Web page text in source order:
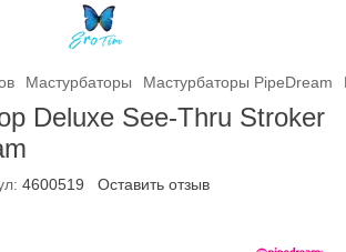
Мастурбаторы Мастурбаторы PipeDream
Deluxe See-Thru Stroker
4600519 Оставить отзыв